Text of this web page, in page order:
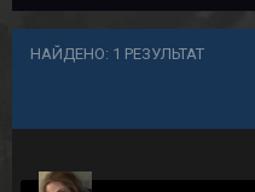
НАЙДЕНО: 1 РЕЗУЛЬТАТ